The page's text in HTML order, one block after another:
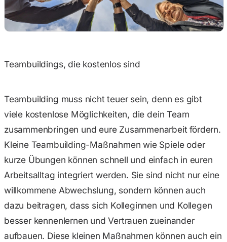
Teambuildings, die kostenlos sind
Teambuilding muss nicht teuer sein, denn es gibt
viele kostenlose Möglichkeiten, die dein Team
zusammenbringen und eure Zusammenarbeit fördern.
Kleine Teambuilding-Maßnahmen wie Spiele oder
kurze Übungen können schnell und einfach in euren
Arbeitsalltag integriert werden. Sie sind nicht nur eine
willkommene Abwechslung, sondern können auch
dazu beitragen, dass sich Kolleginnen und Kollegen
besser kennenlernen und Vertrauen zueinander
aufbauen. Diese kleinen Maßnahmen können auch ein